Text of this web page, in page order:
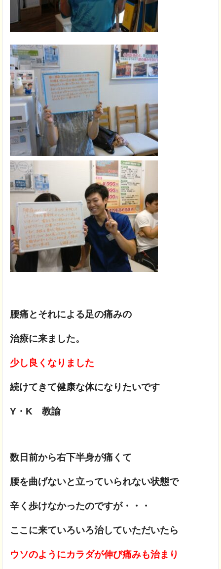
腰痛とそれによる足の痛みの
治療に来ました。
少し良くなりました
続けてきて健康な体になりたいです
Y・K 教諭
数日前から右下半身が痛くて
腰を曲げないと立っていられない状態で
辛く歩けなかったのですが・・・
ここに来ていろいろ治していただいたら
ウソのようにカラダが伸び痛みも治まり